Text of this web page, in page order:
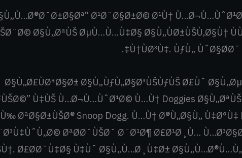
Ø¹Ø¨Ø§Ø±Ø© Ø¹Ù†
Ø§Ù„ØªÙŠ ØµÙ…Ù…Ù‡Ø§ Ø§Ù„ÙØ±ÙŠÙ‚Ø§Ù†
Ù†ÙØ³Ù‡. ÙƒÙ„ ÙˆØ§Ø­Ø¯
“Ø§Ù„Ø£ÙØªØ§Ø± Ø§Ù„ÙƒÙ„Ø§Ø³ÙŠÙƒÙŠ Ø£Ùˆ
Ù‡ÙŠ Ù…Ø¬Ù…ÙˆØ¹Ø© Ù…Ù† Doggies
ØªØ§Ø±ÙŠØ® Snoop Dogg. Ù…Ù† Ø®Ù„Ø§Ù„
ØªØ­Ø¯ÙŠØ¯ Ø¨Ø¹Ø¶ Ø£Ø¹Ø¸Ù…
Ø£Ø­Ø¯Ù‡Ø§ Ù‡Ùˆ Ø§Ù„Ù…Ø¸Ù‡Ø±